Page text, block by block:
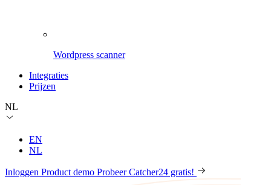
Wordpress scanner
Integraties
Prijzen
NL
EN
NL
Inloggen Product demo Probeer Catcher24 gratis!